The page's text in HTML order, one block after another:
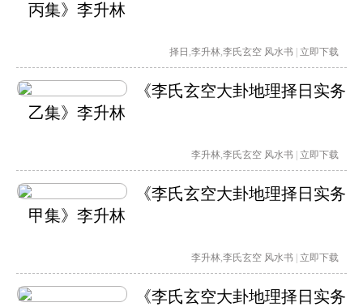
丙集》李升林
择日 ,李升林,李氏玄空 风水书 立即下载
《李氏玄空大卦地理择日实务
乙集》李升林
李升林,李氏玄空 风水书 立即下载
《李氏玄空大卦地理择日实务
甲集》李升林
李升林,李氏玄空 风水书 立即下载
《李氏玄空大卦地理择日实务